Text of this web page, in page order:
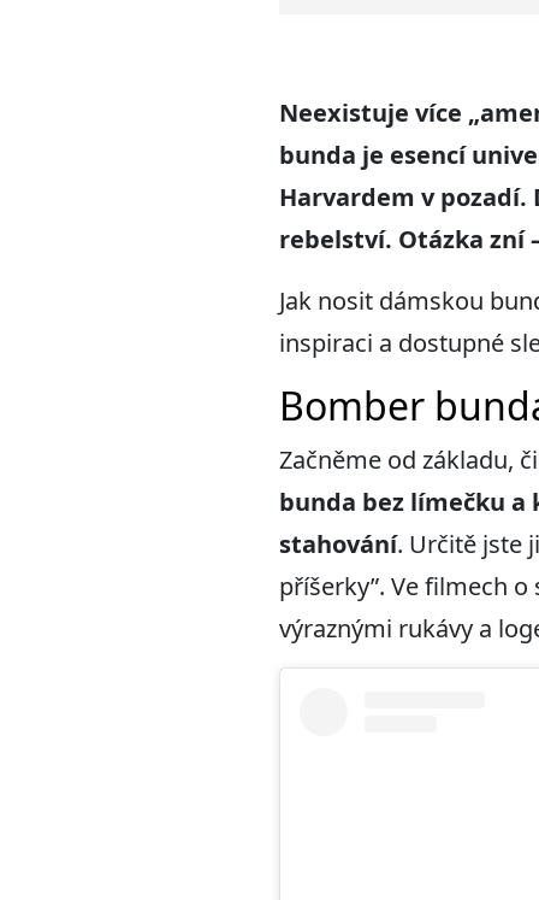
Neexistuje více
bunda je esencí
Harvardem v pozadí.
rebelství. Otázka zní
Jak nosit dámskou
inspiraci a dostupné
Bomber
Začněme od základu,
bunda bez límečku a
stahování. Určitě jste
příšerky”. Ve filmech
výraznými rukávy a